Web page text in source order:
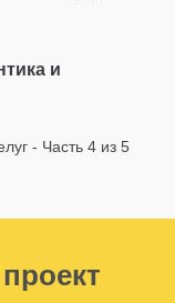
и
- Часть 4 из 5